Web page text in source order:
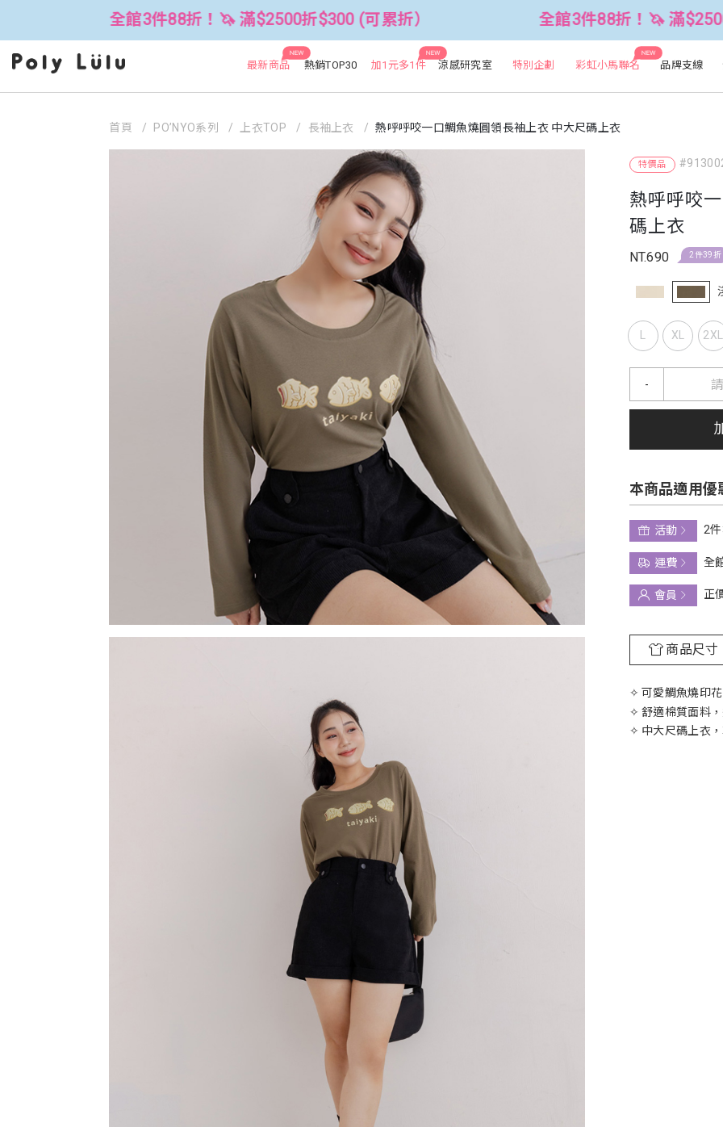
全館3件88折！🦄 滿$2500折$300 (可累折） 全館3件88折！🦄 滿$2500折$300 (可
NEW
最新商品 熱銷TOP30
NEW
加1元多1件 涼感研究室 特別企劃
NEW
彩虹小馬聯名 品牌支線
特價品
熱呼呼咬
碼上衣
NT.690 2件39折
L XL 2XL
-
本商品適用優
活動
2
運費
全
會員
正
商品尺寸
✧ 可愛鯛魚燒印
✧ 舒適棉質面料
✧ 中大尺碼上衣
首頁 PO’NYO系列 上衣TOP 長袖上衣 熱呼呼咬一口鯛魚燒圓領長袖上衣 中大尺碼上衣